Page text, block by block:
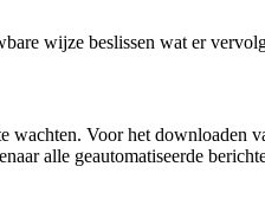
wijze beslissen wat er
wachten. Voor het
alle geautomatiseerde